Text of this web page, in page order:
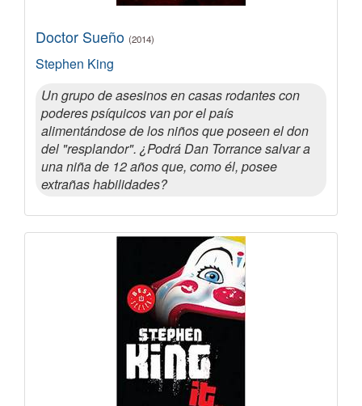
Doctor Sueño (2014)
Stephen King
Un grupo de asesinos en casas rodantes con
poderes psíquicos van por el país
alimentándose de los niños que poseen el don
del "resplandor". ¿Podrá Dan Torrance salvar a
una niña de 12 años que, como él, posee
extrañas habilidades?